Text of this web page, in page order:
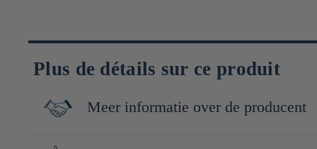
Plus de détails sur ce produit
Meer informatie over de producent